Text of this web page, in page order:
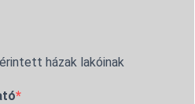
házak lakóinak